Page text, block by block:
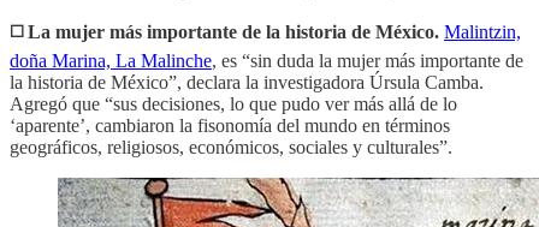
◻️ La mujer más importante de la historia de México. Malintzin,
doña Marina, La Malinche, es “sin duda la mujer más importante de
la historia de México”, declara la investigadora Úrsula Camba.
Agregó que “sus decisiones, lo que pudo ver más allá de lo
‘aparente’, cambiaron la fisonomía del mundo en términos
geográficos, religiosos, económicos, sociales y culturales”.